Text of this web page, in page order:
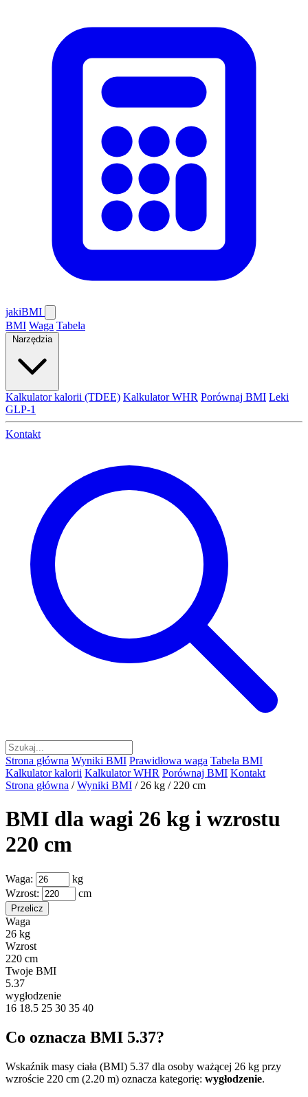
jakiBMI
BMI Waga Tabela
Narzędzia
Kalkulator kalorii (TDEE) Kalkulator WHR Porównaj BMI Leki
GLP-1
Kontakt
Strona główna Wyniki BMI Prawidłowa waga Tabela BMI
Kalkulator kalorii Kalkulator WHR Porównaj BMI Kontakt
Strona główna / Wyniki BMI / 26 kg / 220 cm
BMI dla wagi 26 kg i wzrostu
220 cm
Waga:
kg
Wzrost:
cm
Przelicz
Waga
26 kg
Wzrost
220 cm
Twoje BMI
5.37
wygłodzenie
16 18.5 25 30 35 40
Co oznacza BMI 5.37?
Wskaźnik masy ciała (BMI) 5.37 dla osoby ważącej 26 kg przy
wzroście 220 cm (2.20 m) oznacza kategorię: wygłodzenie.